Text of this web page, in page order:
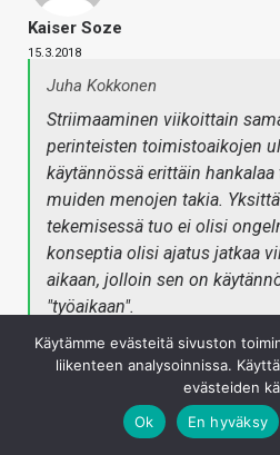
Kaiser Soze
15.3.2018
Juha Kokkonen
Striimaaminen viikoittain
perinteisten toimistoaikojen
käytännössä erittäin
muiden menojen takia.
tekemisessä tuo ei olisi
konseptia olisi ajatus jatkaa
aikaan, jolloin sen on
"työaikaan".
Aikahan sen näyttää kuinka
katsomaan. Viikonloput
Kirjaudu sisään vastataksesi
Käytämme evästeitä sivuston
liikenteen analysoinnissa.
evästeiden
Ok
En hyväksy